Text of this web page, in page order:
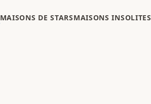
MAISONS DE STARSMAISONS INSOLITES